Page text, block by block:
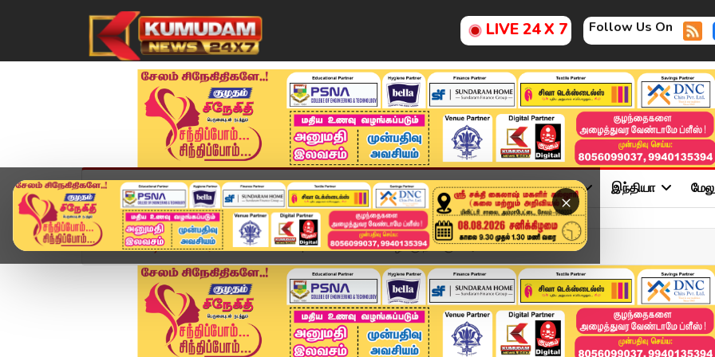
LIVE 24 X 7 Follow Us On
×
முகப்பு விளையாட்டு அண்மை தமிழ்நாடு சினிமா அரசியல் விளையாட்டு இந்தியா
Home வீடியோ ஸ்டோரி Kovai News | கோவை மாணவி வழக்கு நடக்கும் அடையாள ...